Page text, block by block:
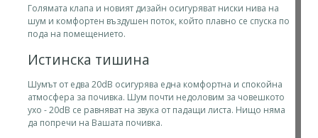
Голямата клапа и новият дизайн осигуряват ниски нива на
шум и комфортен въздушен поток, който плавно се спуска по
пода на помещението.
Истинска тишина
Шумът от едва 20dB осигурява една комфортна и спокойна
атмосфера за почивка. Шум почти недоловим за човешкото
ухо - 20dB се равняват на звука от падащи листа. Нищо няма
да попречи на Вашата почивка.